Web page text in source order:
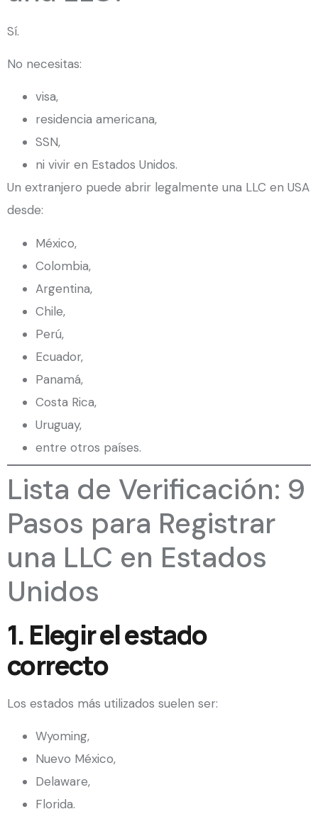
Sí.
No necesitas:
visa,
residencia americana,
SSN,
ni vivir en Estados Unidos.
Un extranjero puede abrir legalmente una LLC en USA
desde:
México,
Colombia,
Argentina,
Chile,
Perú,
Ecuador,
Panamá,
Costa Rica,
Uruguay,
entre otros países.
Lista de Verificación: 9
Pasos para Registrar
una LLC en Estados
Unidos
1. Elegir el estado
correcto
Los estados más utilizados suelen ser:
Wyoming,
Nuevo México,
Delaware,
Florida.